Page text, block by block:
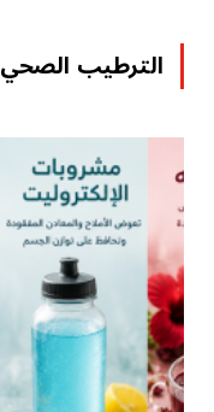
الترطيب الصحي